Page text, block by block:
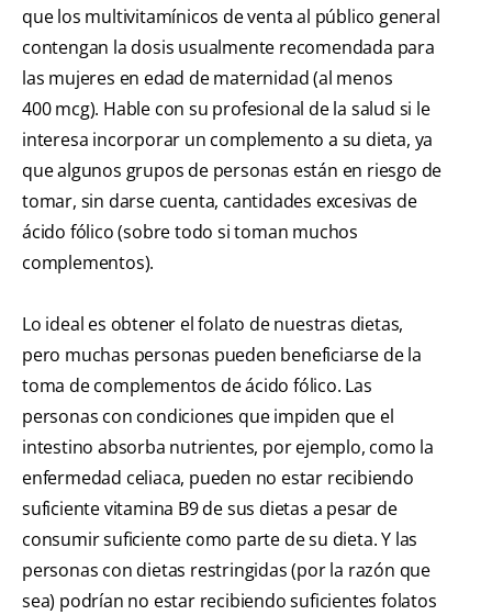
que los multivitamínicos de venta al público general
contengan la dosis usualmente recomendada para
las mujeres en edad de maternidad (al menos
400 mcg). Hable con su profesional de la salud si le
interesa incorporar un complemento a su dieta, ya
que algunos grupos de personas están en riesgo de
tomar, sin darse cuenta, cantidades excesivas de
ácido fólico (sobre todo si toman muchos
complementos).
Lo ideal es obtener el folato de nuestras dietas,
pero muchas personas pueden beneficiarse de la
toma de complementos de ácido fólico. Las
personas con condiciones que impiden que el
intestino absorba nutrientes, por ejemplo, como la
enfermedad celiaca, pueden no estar recibiendo
suficiente vitamina B9 de sus dietas a pesar de
consumir suficiente como parte de su dieta. Y las
personas con dietas restringidas (por la razón que
sea) podrían no estar recibiendo suficientes folatos